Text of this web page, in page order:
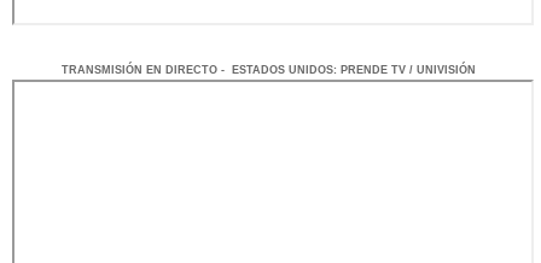
TRANSMISIÓN EN DI RECTO - ESTADOS UNIDOS: PRENDE TV / UNIVISIÓN